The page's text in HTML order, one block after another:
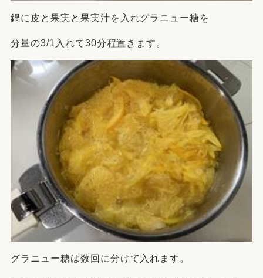
鍋に皮と果実と果実汁を入れグラニュー糖を
分量の3/1入れて30分程置きます。
グラニュー糖は数回に分けて入れます。